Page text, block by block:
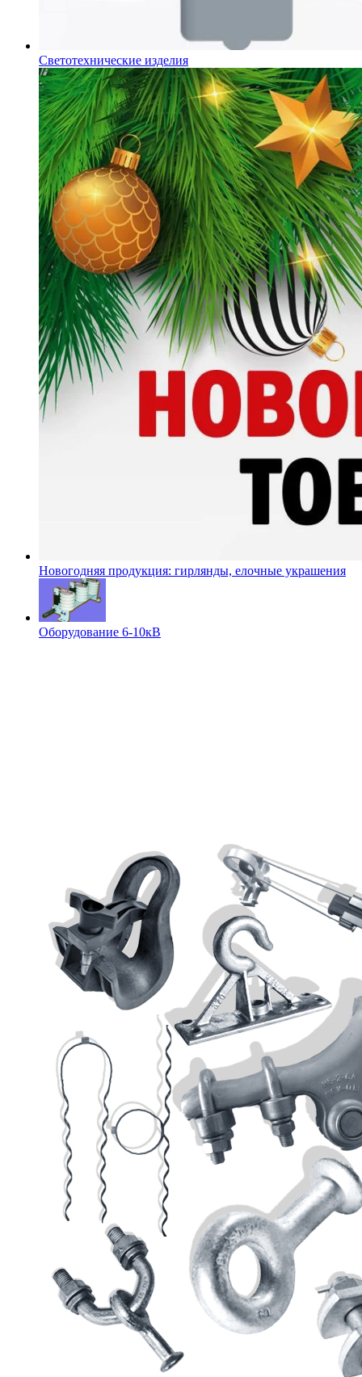
Светотехнические изделия
Новогодняя продукция: гирлянды, елочные украшения
Оборудование 6-10кВ